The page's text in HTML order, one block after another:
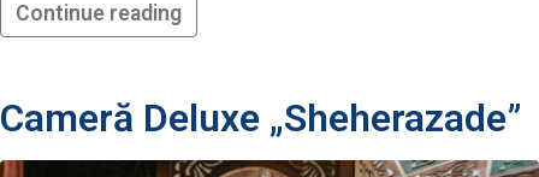
Continue reading
Cameră Deluxe „Sheherazade”